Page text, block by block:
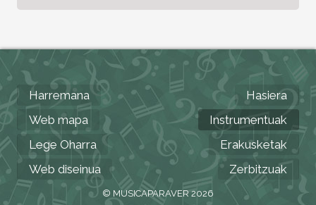
Harremana
Web mapa
Lege Oharra
Web diseinua
Hasiera
Instrumentuak
Erakusketak
Zerbitzuak
© MUSICAPARAVER 2026